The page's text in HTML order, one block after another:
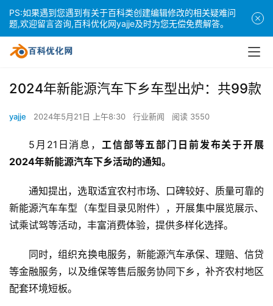
2024年新能源汽车下乡车型出炉：共99款
yajje 2024年5月21日 上午8:30 行业新闻 阅读 3550
5月21日消息， 工信部等五部门日前发布关于开展
2024年新能源汽车下乡活动的通知。
通知提出，选取适宜农村市场、口碑较好、质量可靠的
新能源汽车车型（车型目录见附件），开展集中展览展示、
试乘试驾等活动，丰富消费体验，提供多样化选择。
同时，组织充换电服务，新能源汽车承保、理赔、信贷
等金融服务，以及维保等售后服务协同下乡，补齐农村地区
配套环境短板。
PS:如果遇到您遇到有关于百科类创建编辑修改的相关疑难问
题,欢迎留言咨询,百科优化网yajje及时为您无偿免费解答。